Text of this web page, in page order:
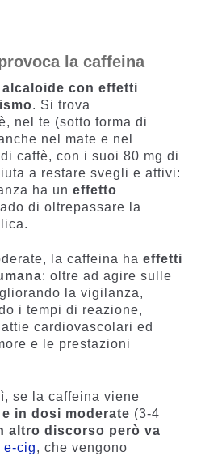
la caffeina
alcaloide con effetti
. Si trova
nel te (sotto forma di
nel mate e nel
caffè, con i suoi 80 mg di
a restare svegli e attivi:
ha un effetto
di oltrepassare la
la caffeina ha effetti
: oltre ad agire sulle
la vigilanza,
i tempi di reazione,
cardiovascolari ed
e le prestazioni
se la caffeina viene
in dosi moderate (3-4
altro discorso però va
e-cig, che vengono